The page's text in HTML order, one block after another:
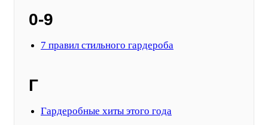
0-9
7 правил стильного гардероба
Г
Гардеробные хиты этого года